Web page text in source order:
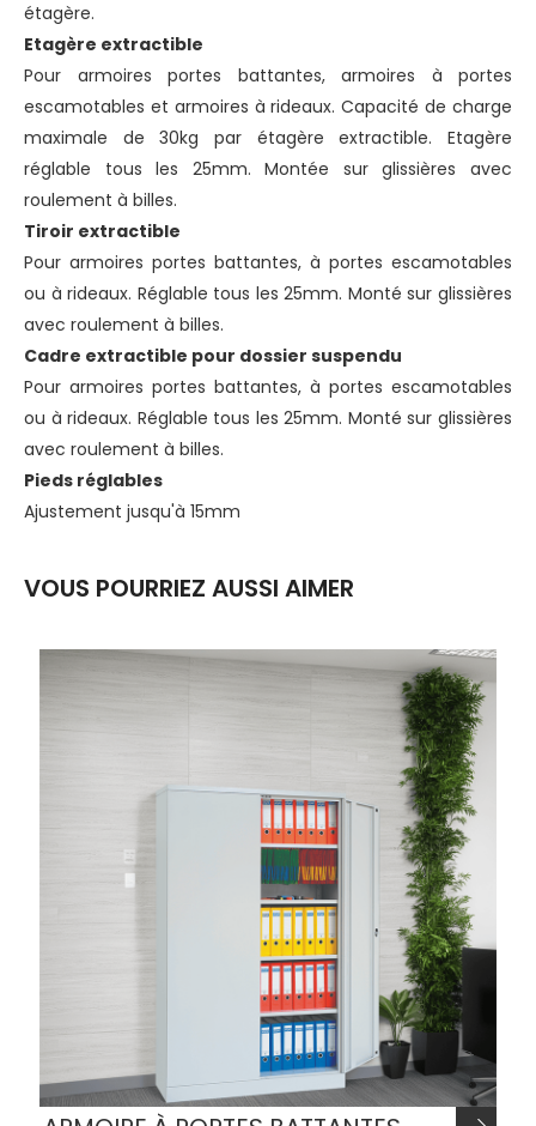
étagère.
Etagère extractible
Pour armoires portes battantes, armoires à portes
escamotables et armoires à rideaux. Capacité de charge
maximale de 30kg par étagère extractible. Etagère
réglable tous les 25mm. Montée sur glissières avec
roulement à billes.
Tiroir extractible
Pour armoires portes battantes, à portes escamotables
ou à rideaux. Réglable tous les 25mm. Monté sur glissières
avec roulement à billes.
Cadre extractible pour dossier suspendu
Pour armoires portes battantes, à portes escamotables
ou à rideaux. Réglable tous les 25mm. Monté sur glissières
avec roulement à billes.
Pieds réglables
Ajustement jusqu'à 15mm
VOUS POURRIEZ AUSSI AIMER